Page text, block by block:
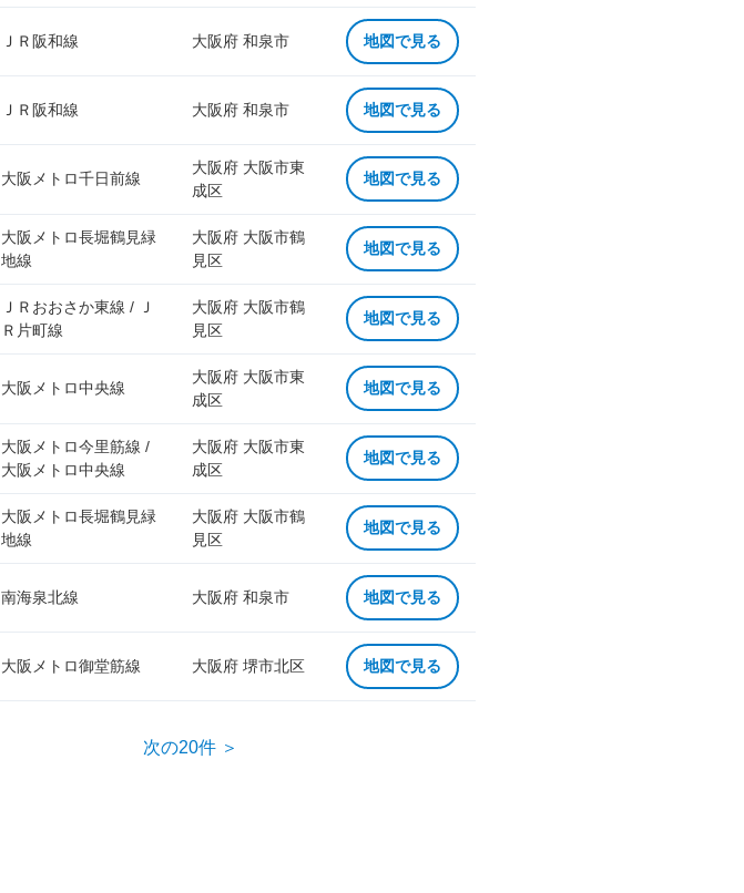
ＪＲ阪和線 大阪府 和泉市 地図で見る
ＪＲ阪和線 大阪府 和泉市 地図で見る
大阪メトロ千日前線
大阪府 大阪市東
成区
地図で見る
大阪メトロ長堀鶴見緑
地線
大阪府 大阪市鶴
見区
地図で見る
ＪＲおおさか東線 / Ｊ
Ｒ片町線
大阪府 大阪市鶴
見区
地図で見る
大阪メトロ中央線
大阪府 大阪市東
成区
地図で見る
大阪メトロ今里筋線 /
大阪メトロ中央線
大阪府 大阪市東
成区
地図で見る
大阪メトロ長堀鶴見緑
地線
大阪府 大阪市鶴
見区
地図で見る
南海泉北線 大阪府 和泉市 地図で見る
大阪メトロ御堂筋線 大阪府 堺市北区 地図で見る
次の20件 ＞